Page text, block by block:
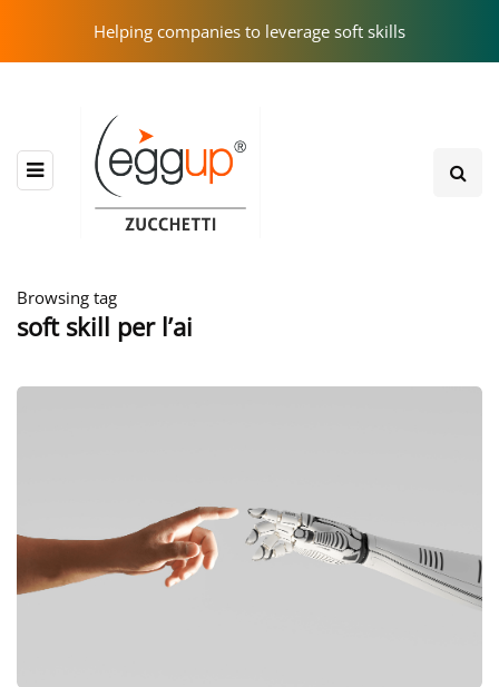
Helping companies to leverage soft skills
Browsing tag
soft skill per l’ai